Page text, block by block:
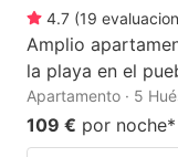
4.7 (19
Amplio
la playa en el
Apartamento · 5
109 € por noche*